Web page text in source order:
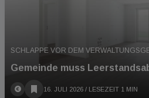
SCHLAPPE VOR DEM
Gemeinde muss
16. JULI 2026 / LESEZEIT 1 MIN